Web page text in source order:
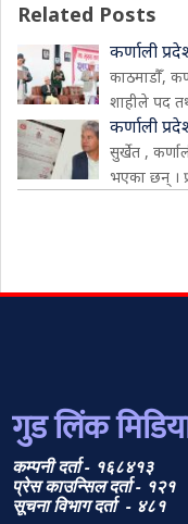
Related Posts
कर्णाली
काठमाडौँ,
शाहीले पद
कर्णाली
सुर्खेत ,
भएका छन् ।
गुड लिंक
कम्पनी दर्ता - १६८४१३
प्रेस काउन्सिल दर्ता - १२१
सूचना विभाग दर्ता - ४८१